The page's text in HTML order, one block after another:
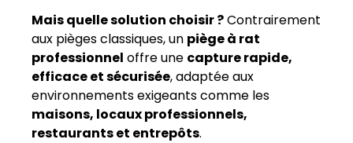
Mais quelle solution choisir ?Contrairement
aux pièges classiques, un piège à rat
professionnel offre une capture rapide,
efficace et sécurisée, adaptée aux
environnements exigeants comme les
maisons, locaux professionnels,
restaurants et entrepôts.